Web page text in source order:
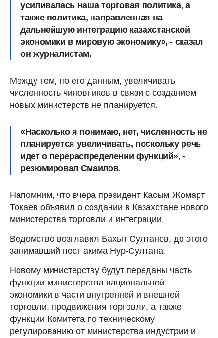
усиливалась наша торговая политика, а
также политика, направленная на
дальнейшую интеграцию казахстанской
экономики в мировую экономику», - сказал
он журналистам.
Между тем, по его данным, увеличивать
численность чиновников в связи с созданием
новых министерств не планируется.
«Насколько я понимаю, нет, численность не
планируется увеличивать, поскольку речь
идет о перераспределении функций», -
резюмировал Смаилов.
Напомним, что вчера президент Касым-Жомарт
Токаев объявил о создании в Казахстане нового
министерства торговли и интеграции.
Ведомство возглавил Бахыт Султанов, до этого
занимавший пост акима Нур-Султана.
Новому министерству будут переданы часть
функции министерства национальной
экономики в части внутренней и внешней
торговли, продвижения торговли, а также
функции Комитета по техническому
регулированию от министерства индустрии и